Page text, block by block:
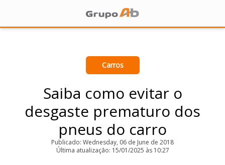
Carros
Saiba como evitar o
desgaste prematuro dos
pneus do carro
Publicado: Wednesday, 06 de June de 2018
Última atualização: 15/01/2025 às 10:27